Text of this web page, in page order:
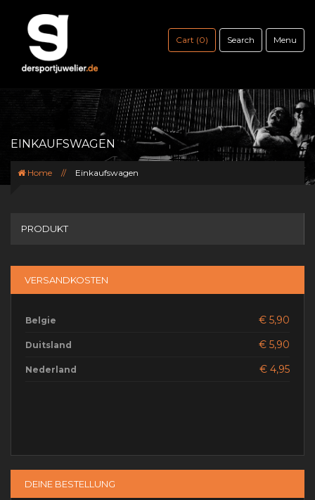
Menu
Search
Cart (0)
EINKAUFSWAGEN
Home // Einkaufswagen
PRODUKT
MENGE
GESAMTMENGE
VERSANDKOSTEN
Belgie € 5,90
Duitsland € 5,90
Nederland € 4,95
DEINE BESTELLUNG